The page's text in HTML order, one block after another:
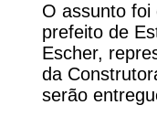
O assunto
prefeito de
Escher,
da
serão